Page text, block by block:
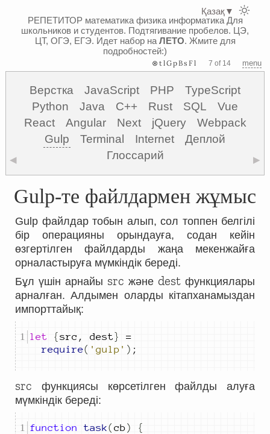
РЕПЕТИТОР математика физика информатикаДля
школьников и студентов. Подтягивание пробелов. ЦЭ,
ЦТ, ОГЭ, ЕГЭ. Идет набор на ЛЕТО. Жмите для
подробностей:)
⊗tlGpBsFl 7 of 14 menu
Верстка JavaScript PHP
TypeScript
Python
Java C++ Rust SQL
Vue
React
Angular Next jQuery
Webpack
Gulp
Terminal Internet
Деплой
Глоссарий
◀ ▶
Gulp-те файлдармен жұмыс
Gulp файлдар тобын алып, сол топпен белгілі
бір операцияны орындауға, содан кейін
өзгертілген файлдарды жаңа мекенжайға
орналастыруға мүмкіндік береді.
Бұл үшін арнайы src және dest функциялары
арналған. Алдымен оларды кітапханамыздан
импорттайық:
let {src , dest}
=
require( 'gulp' ) ;
src функциясы көрсетілген файлды алуға
мүмкіндік береді:
function task( cb)
{
Қазақ▼